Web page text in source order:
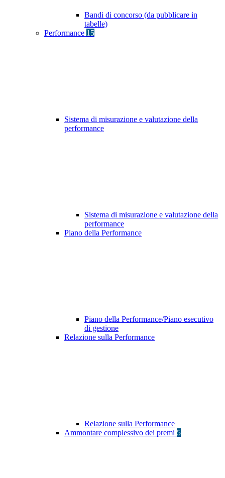
Bandi di concorso (da pubblicare in
tabelle)
Performance 15
Sistema di misurazione e valutazione della
performance
Sistema di misurazione e valutazione della
performance
Piano della Performance
Piano della Performance/Piano esecutivo
di gestione
Relazione sulla Performance
Relazione sulla Performance
Ammontare complessivo dei premi 5